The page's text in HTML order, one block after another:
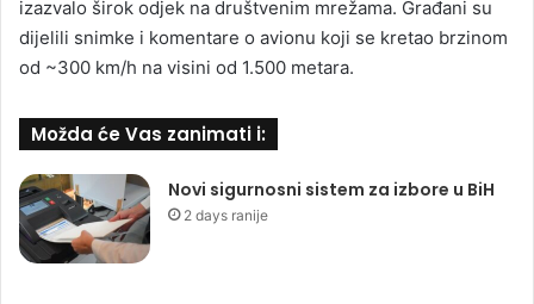
izazvalo širok odjek na društvenim mrežama. Građani su
dijelili snimke i komentare o avionu koji se kretao brzinom
od ~300 km/h na visini od 1.500 metara.
Možda će Vas zanimati i:
Novi sigurnosni sistem za izbore u BiH
2 days ranije